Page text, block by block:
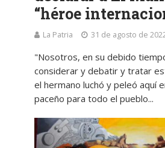
“héroe
La Patria 31 de agosto de
"Nosotros, en su debido
considerar y debatir y tratar
el hermano luchó y peleó aquí
paceño para todo el pueblo...